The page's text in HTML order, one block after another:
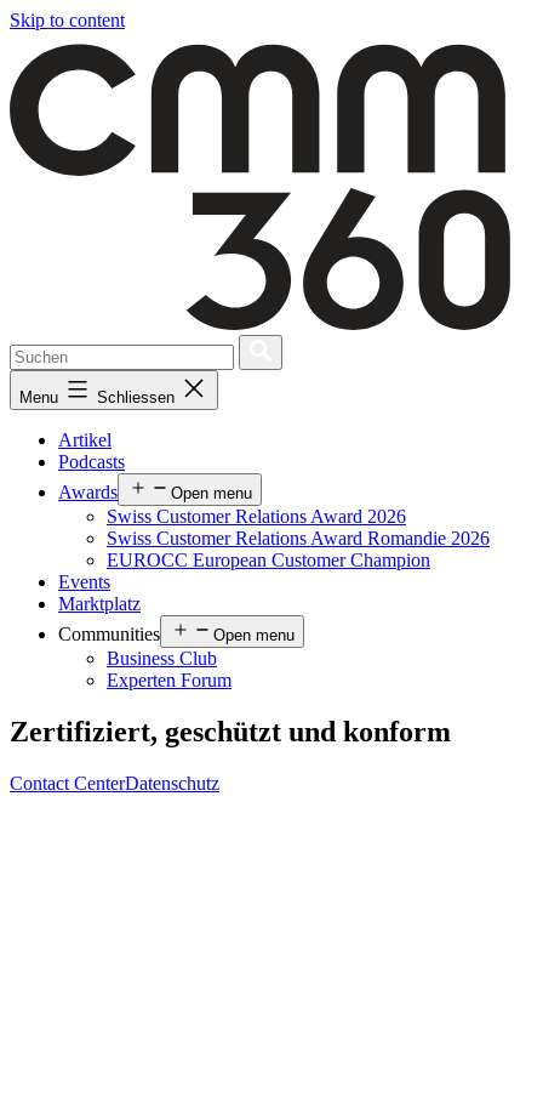
Skip to content
Menu Schliessen
Artikel
Podcasts
Awards
Open menu
Swiss Customer Relations Award 2026
Swiss Customer Relations Award Romandie 2026
EUROCC European Customer Champion
Events
Marktplatz
Communities
Open menu
Business Club
Experten Forum
Zertifiziert, geschützt und konform
Contact CenterDatenschutz